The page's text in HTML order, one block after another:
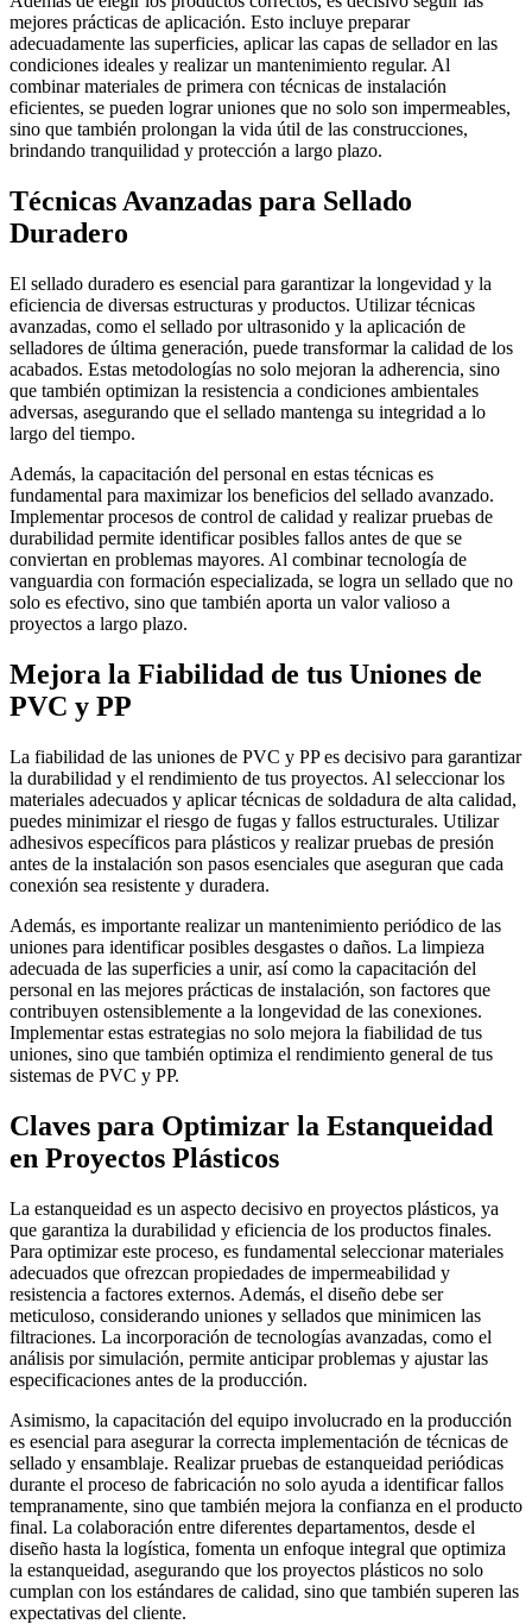
mejores prácticas de aplicación. Esto incluye preparar
adecuadamente las superficies, aplicar las capas de sellador en las
condiciones ideales y realizar un mantenimiento regular. Al
combinar materiales de primera con técnicas de instalación
eficientes, se pueden lograr uniones que no solo son impermeables,
sino que también prolongan la vida útil de las construcciones,
brindando tranquilidad y protección a largo plazo.
Técnicas Avanzadas para Sellado
Duradero
El sellado duradero es esencial para garantizar la longevidad y la
eficiencia de diversas estructuras y productos. Utilizar técnicas
avanzadas, como el sellado por ultrasonido y la aplicación de
selladores de última generación, puede transformar la calidad de los
acabados. Estas metodologías no solo mejoran la adherencia, sino
que también optimizan la resistencia a condiciones ambientales
adversas, asegurando que el sellado mantenga su integridad a lo
largo del tiempo.
Además, la capacitación del personal en estas técnicas es
fundamental para maximizar los beneficios del sellado avanzado.
Implementar procesos de control de calidad y realizar pruebas de
durabilidad permite identificar posibles fallos antes de que se
conviertan en problemas mayores. Al combinar tecnología de
vanguardia con formación especializada, se logra un sellado que no
solo es efectivo, sino que también aporta un valor valioso a
proyectos a largo plazo.
Mejora la Fiabilidad de tus Uniones de
PVC y PP
La fiabilidad de las uniones de PVC y PP es decisivo para garantizar
la durabilidad y el rendimiento de tus proyectos. Al seleccionar los
materiales adecuados y aplicar técnicas de soldadura de alta calidad,
puedes minimizar el riesgo de fugas y fallos estructurales. Utilizar
adhesivos específicos para plásticos y realizar pruebas de presión
antes de la instalación son pasos esenciales que aseguran que cada
conexión sea resistente y duradera.
Además, es importante realizar un mantenimiento periódico de las
uniones para identificar posibles desgastes o daños. La limpieza
adecuada de las superficies a unir, así como la capacitación del
personal en las mejores prácticas de instalación, son factores que
contribuyen ostensiblemente a la longevidad de las conexiones.
Implementar estas estrategias no solo mejora la fiabilidad de tus
uniones, sino que también optimiza el rendimiento general de tus
sistemas de PVC y PP.
Claves para Optimizar la Estanqueidad
en Proyectos Plásticos
La estanqueidad es un aspecto decisivo en proyectos plásticos, ya
que garantiza la durabilidad y eficiencia de los productos finales.
Para optimizar este proceso, es fundamental seleccionar materiales
adecuados que ofrezcan propiedades de impermeabilidad y
resistencia a factores externos. Además, el diseño debe ser
meticuloso, considerando uniones y sellados que minimicen las
filtraciones. La incorporación de tecnologías avanzadas, como el
análisis por simulación, permite anticipar problemas y ajustar las
especificaciones antes de la producción.
Asimismo, la capacitación del equipo involucrado en la producción
es esencial para asegurar la correcta implementación de técnicas de
sellado y ensamblaje. Realizar pruebas de estanqueidad periódicas
durante el proceso de fabricación no solo ayuda a identificar fallos
tempranamente, sino que también mejora la confianza en el producto
final. La colaboración entre diferentes departamentos, desde el
diseño hasta la logística, fomenta un enfoque integral que optimiza
la estanqueidad, asegurando que los proyectos plásticos no solo
cumplan con los estándares de calidad, sino que también superen las
expectativas del cliente.